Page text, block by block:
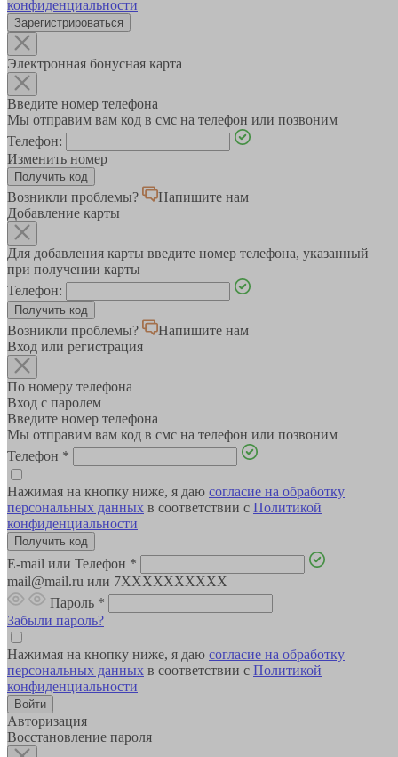
конфиденциальности
Зарегистрироваться
Электронная бонусная карта
Введите номер телефона
Мы отправим вам код в смс на телефон или позвоним
Телефон:
Изменить номер
Возникли проблемы?
Напишите нам
Добавление карты
Для добавления карты введите номер телефона, указанный
при получении карты
Телефон:
Возникли проблемы?
Напишите нам
Вход или регистрация
По номеру телефона
Вход с паролем
Введите номер телефона
Мы отправим вам код в смс на телефон или позвоним
Телефон *
Нажимая на кнопку ниже, я даю согласие на обработку
персональных данных в соответствии с Политикой
конфиденциальности
E-mail или Телефон *
mail@mail.ru или 7XXXXXXXXXX
Пароль *
Забыли пароль?
Нажимая на кнопку ниже, я даю согласие на обработку
персональных данных в соответствии с Политикой
конфиденциальности
Авторизация
Восстановление пароля